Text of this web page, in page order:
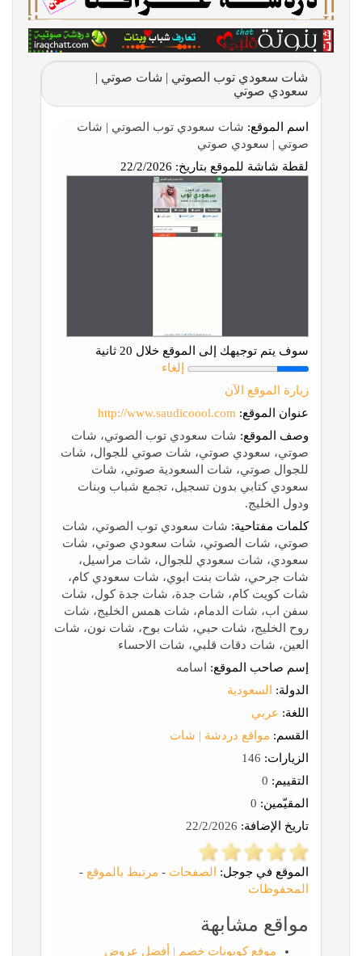
شات سعودي توب الصوتي | شات صوتي |
سعودي صوتي
اسم الموقع: شات سعودي توب الصوتي | شات
صوتي | سعودي صوتي
لقطة شاشة للموقع بتاريخ:
سوف يتم توجيهك إلى الموقع خلال 20 ثانية
إلغاء
زيارة الموقع الآن
عنوان الموقع: http://www.saudicoool.com
وصف الموقع: شات سعودي توب الصوتي، شات
صوتي، سعودي صوتي، شات صوتي للجوال، شات
للجوال صوتي، شات السعودية صوتي، شات
سعودي كتابي بدون تسجيل، تجمع شباب وبنات
ودول الخليج.
كلمات مفتاحية: شات سعودي توب الصوتي، شات
صوتي، شات الصوتي، شات سعودي صوتي، شات
سعودي، شات سعودي للجوال، شات مراسيل،
شات جرحي، شات بنت ابوي، شات سعودي كام،
شات كويت كام، شات جدة، شات جدة كول، شات
سفن اب، شات الدمام، شات همس الخليج، شات
روح الخليج، شات حبي، شات بوح، شات نون، شات
العين، شات دقات قلبي، شات الاحساء
إسم صاحب الموقع: اسامه
الدولة:
السعودية
اللغة: عربي
القسم: مواقع دردشة | شات
الزيارات:
التقييم:
المقيّمين:
تاريخ الإضافة:
الموقع في جوجل: الصفحات - مرتبط بالموقع -
المحفوظات
مواقع مشابهة
موقع كوبونات خصم | أفضل عروض